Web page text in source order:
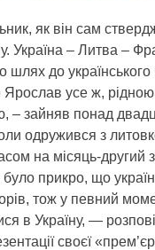
як він сам
Україна – Литва –
шлях до українського
усе ж,
– зайняв понад
одружився з
на місяць-другий
прикро, що
тож у певний
в Україну, —
своєї